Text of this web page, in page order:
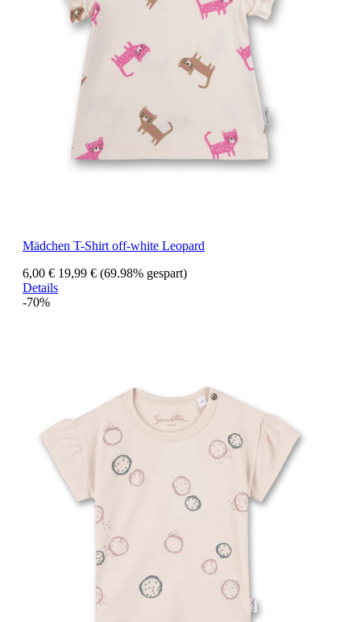
Mädchen T-Shirt off-white Leopard
6,00 € 19,99 € (69.98% gespart)
Details
-70%